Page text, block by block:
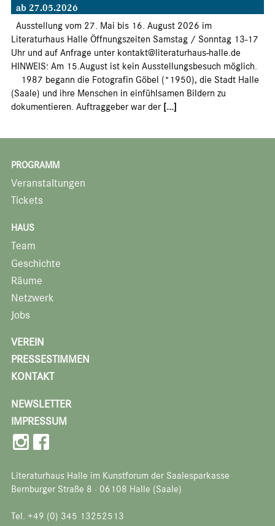
ab 27.05.2026
Ausstellung vom 27. Mai bis 16. August 2026 im
Literaturhaus Halle Öffnungszeiten Samstag / Sonntag 13-17
Uhr und auf Anfrage unter kontakt@literaturhaus-halle.de
HINWEIS: Am 15.August ist kein Ausstellungsbesuch möglich.
1987 begann die Fotografin Göbel (*1950), die Stadt Halle
(Saale) und ihre Menschen in einfühlsamen Bildern zu
dokumentieren. Auftraggeber war der [...]
PROGRAMM
Veranstaltungen
Tickets
HAUS
Team
Geschichte
Räume
Netzwerk
Jobs
VEREIN
PRESSESTIMMEN
KONTAKT
NEWSLETTER
IMPRESSUM
Literaturhaus Halle im Kunstforum der Saalesparkasse
Bernburger Straße 8 · 06108 Halle (Saale)
Tel. +49 (0) 345 13252513